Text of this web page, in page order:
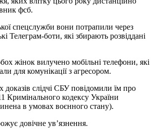
фсб.
спецслужби вони потрапили через
Телеграм-боти, які збирають розвіддані
жінок вилучено мобільні телефони, які
для комунікації з агресором.
доказів слідчі СБУ повідомили їм про
Кримінального кодексу України
в умовах воєнного стану).
довічне ув’язнення.